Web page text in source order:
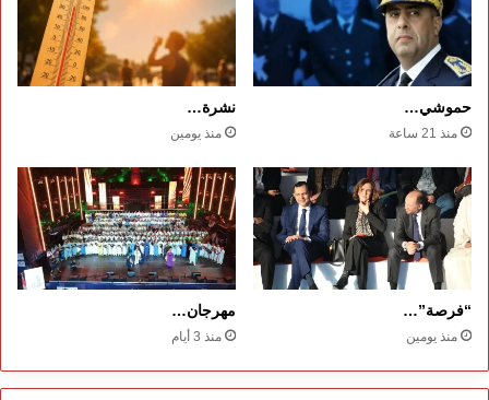
حموشي…
منذ 21 ساعة
نشرة…
منذ يومين
“فرصة”…
منذ يومين
مهرجان…
منذ 3 أيام